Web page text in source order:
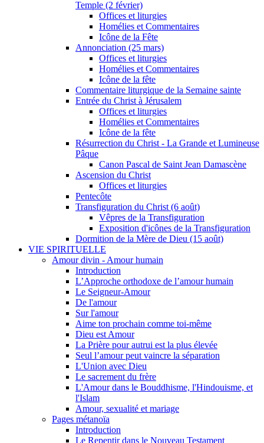
Temple (2 février)
Offices et liturgies
Homélies et Commentaires
Icône de la Fête
Annonciation (25 mars)
Offices et liturgies
Homélies et Commentaires
Icône de la fête
Commentaire liturgique de la Semaine sainte
Entrée du Christ à Jérusalem
Offices et liturgies
Homélies et Commentaires
Icône de la fête
Résurrection du Christ - La Grande et Lumineuse
Pâque
Canon Pascal de Saint Jean Damascène
Ascension du Christ
Offices et liturgies
Pentecôte
Transfiguration du Christ (6 août)
Vêpres de la Transfiguration
Exposition d'icônes de la Transfiguration
Dormition de la Mère de Dieu (15 août)
VIE SPIRITUELLE
Amour divin - Amour humain
Introduction
L’Approche orthodoxe de l’amour humain
Le Seigneur-Amour
De l'amour
Sur l'amour
Aime ton prochain comme toi-même
Dieu est Amour
La Prière pour autrui est la plus élevée
Seul l’amour peut vaincre la séparation
L'Union avec Dieu
Le sacrement du frère
L'Amour dans le Bouddhisme, l'Hindouisme, et
l'Islam
Amour, sexualité et mariage
Pages métanoïa
Introduction
Le Repentir dans le Nouveau Testament